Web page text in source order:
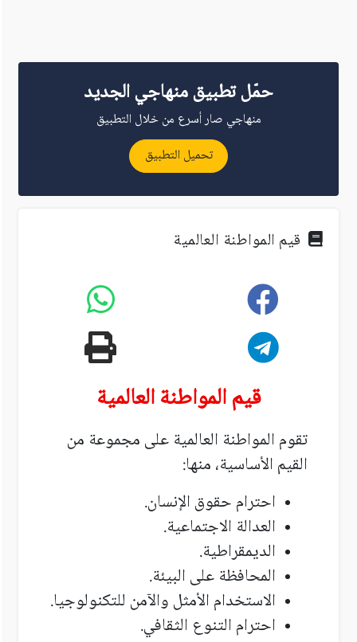
حمّل تطبيق منهاجي الجديد
منهاجي صار أسرع من خلال التطبيق
تحميل التطبيق
قيم المواطنة العالمية
قيم المواطنة العالمية
تقوم المواطنة العالمية على مجموعة من
القيم الأساسية، منها:
احترام حقوق الإنسان.
العدالة الاجتماعية.
الديمقراطية.
المحافظة على البيئة.
الاستخدام الأمثل والآمن للتكنولوجيا.
احترام التنوع الثقافي.